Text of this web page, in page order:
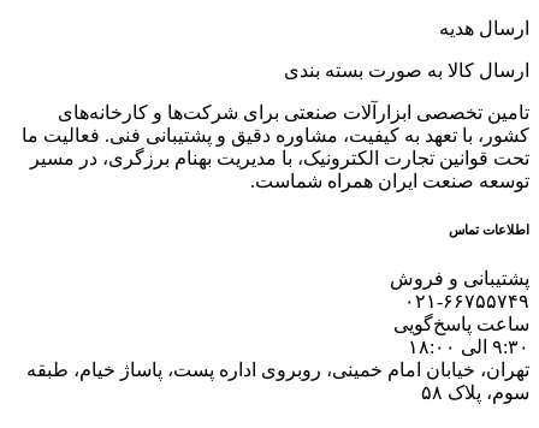
ارسال هدیه
ارسال کالا به صورت بسته بندی
تامین تخصصی ابزارآلات صنعتی برای شرکت‌ها و کارخانه‌های
کشور، با تعهد به کیفیت، مشاوره دقیق و پشتیبانی فنی. فعالیت ما
تحت قوانین تجارت الکترونیک، با مدیریت بهنام برزگری، در مسیر
توسعه صنعت ایران همراه شماست.
اطلاعات تماس
پشتیبانی و فروش
۰۲۱-۶۶۷۵۵۷۴۹
ساعت پاسخ‌گویی
۹:۳۰ الی ۱۸:۰۰
تهران، خیابان امام خمینی، روبروی اداره پست، پاساژ خیام، طبقه
سوم، پلاک ۵۸